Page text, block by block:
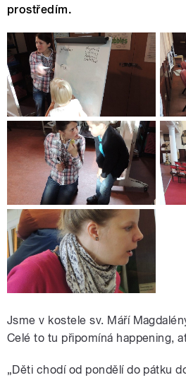
prostředím.
Jsme v kostele sv. Máří
Celé to tu připomíná happening,
„Děti chodí od pondělí do pátku